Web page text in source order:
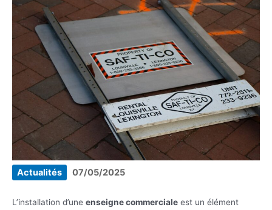
Actualités 07/05/2025
L’installation d’une enseigne commerciale est un élément